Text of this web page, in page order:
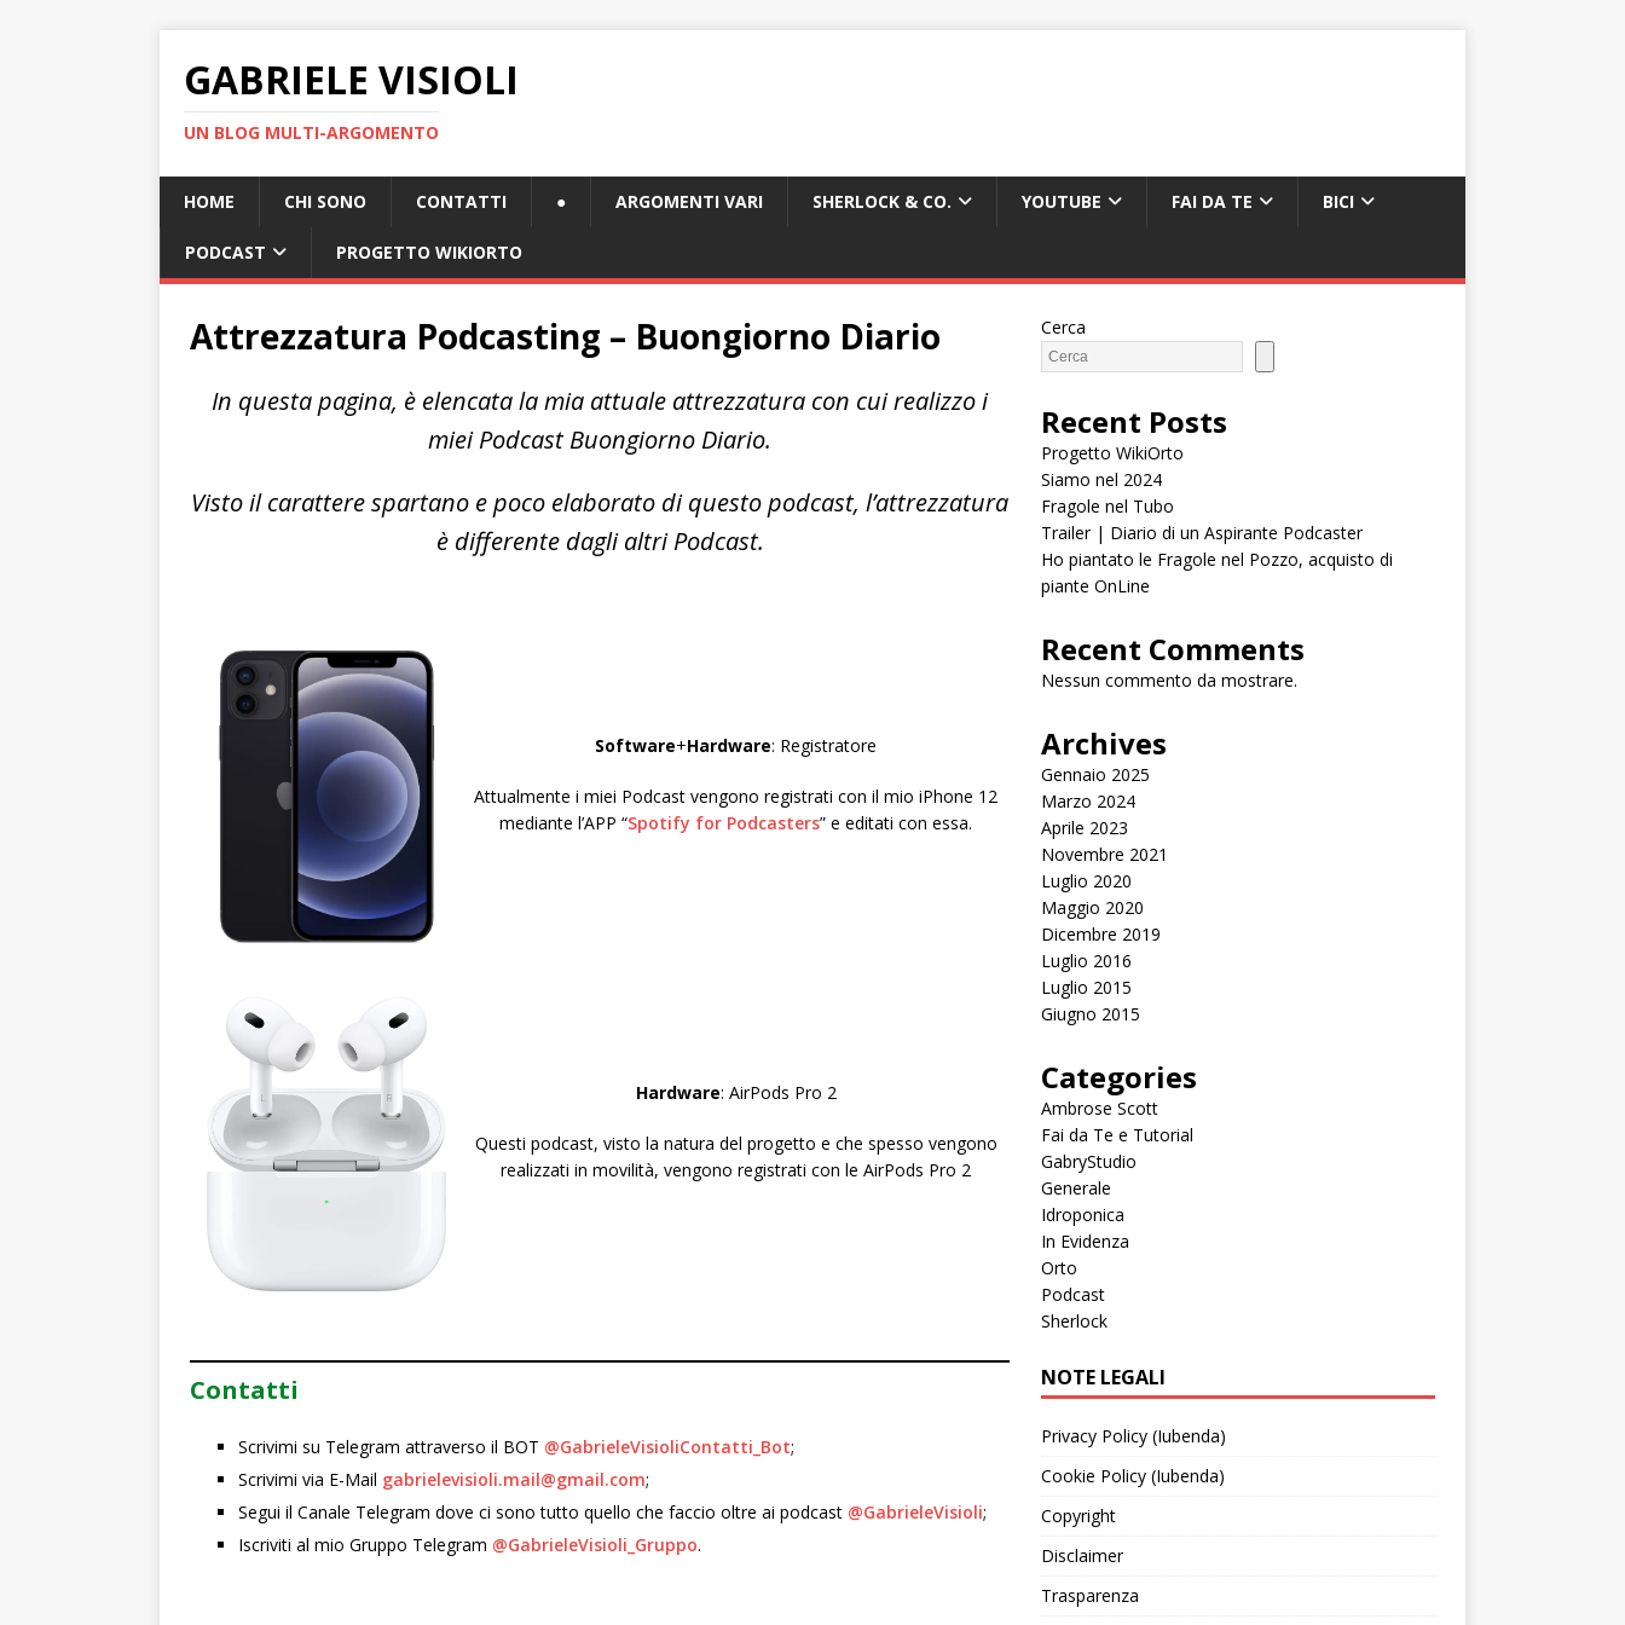
GABRIELE VISIOLI
UN BLOG MULTI-ARGOMENTO
HOME CHI SONO CONTATTI ● ARGOMENTI VARI SHERLOCK & CO. YOUTUBE FAI DA TE BICI
PODCAST PROGETTO WIKIORTO
Attrezzatura Podcasting – Buongiorno Diario
In questa pagina, è elencata la mia attuale attrezzatura con cui realizzo i
miei Podcast Buongiorno Diario.
Visto il carattere spartano e poco elaborato di questo podcast, l’attrezzatura
è differente dagli altri Podcast.
Software+Hardware: Registratore
Attualmente i miei Podcast vengono registrati con il mio iPhone 12
mediante l’APP “Spotify for Podcasters” e editati con essa.
Hardware: AirPods Pro 2
Questi podcast, visto la natura del progetto e che spesso vengono
realizzati in movilità, vengono registrati con le AirPods Pro 2
Contatti
Scrivimi su Telegram attraverso il BOT @GabrieleVisioliContatti_Bot;
Scrivimi via E-Mail gabrielevisioli.mail@gmail.com;
Segui il Canale Telegram dove ci sono tutto quello che faccio oltre ai podcast @GabrieleVisioli;
Iscriviti al mio Gruppo Telegram @GabrieleVisioli_Gruppo.
Cerca
Recent Posts
Progetto WikiOrto
Siamo nel 2024
Fragole nel Tubo
Trailer | Diario di un Aspirante Podcaster
Ho piantato le Fragole nel Pozzo, acquisto di
piante OnLine
Recent Comments
Nessun commento da mostrare.
Archives
Gennaio 2025
Marzo 2024
Aprile 2023
Novembre 2021
Luglio 2020
Maggio 2020
Dicembre 2019
Luglio 2016
Luglio 2015
Giugno 2015
Categories
Ambrose Scott
Fai da Te e Tutorial
GabryStudio
Generale
Idroponica
In Evidenza
Orto
Podcast
Sherlock
NOTE LEGALI
Privacy Policy (Iubenda)
Cookie Policy (Iubenda)
Copyright
Disclaimer
Trasparenza